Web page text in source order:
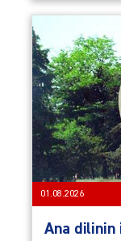
01.08.2026
Ana dilinin